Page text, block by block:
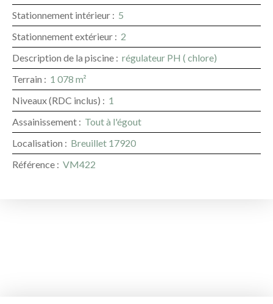
Stationnement intérieur : 5
Stationnement extérieur : 2
Description de la piscine : régulateur PH ( chlore)
Terrain : 1 078 m²
Niveaux (RDC inclus) : 1
Assainissement : Tout à l'égout
Localisation : Breuillet 17920
Référence : VM422